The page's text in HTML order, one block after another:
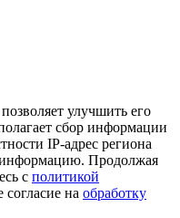
улучшить его
сбор информации
IP-адрес региона
Продолжая
с политикой
согласие на обработку